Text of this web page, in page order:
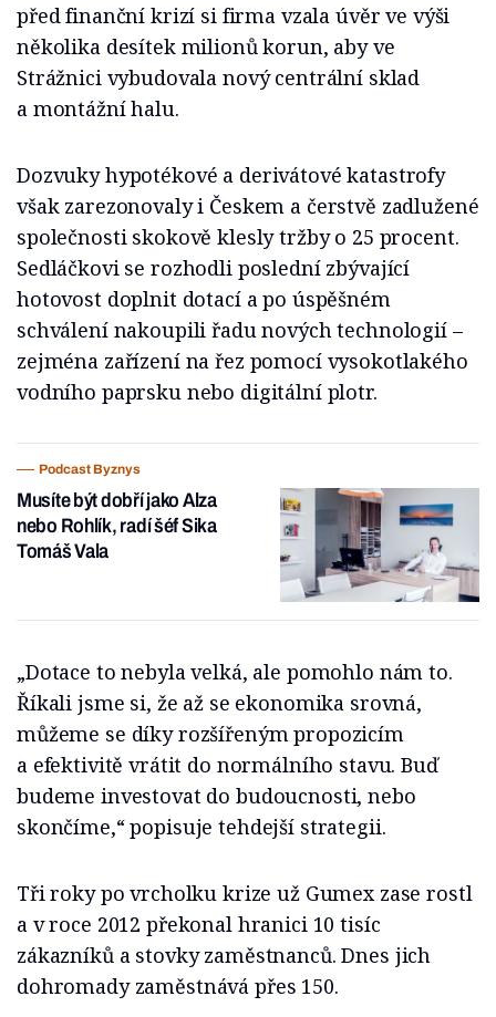
před finanční krizí si firma vzala úvěr ve výši
několika desítek milionů korun, aby ve
Strážnici vybudovala nový centrální sklad
a montážní halu.
Dozvuky hypotékové a derivátové katastrofy
však zarezonovaly i Českem a čerstvě zadlužené
společnosti skokově klesly tržby o 25 procent.
Sedláčkovi se rozhodli poslední zbývající
hotovost doplnit dotací a po úspěšném
schválení nakoupili řadu nových technologií –
zejména zařízení na řez pomocí vysokotlakého
vodního paprsku nebo digitální plotr.
Podcast Byznys
Musíte být dobří jako Alza
nebo Rohlík, radí šéf Sika
Tomáš Vala
„Dotace to nebyla velká, ale pomohlo nám to.
Říkali jsme si, že až se ekonomika srovná,
můžeme se díky rozšířeným propozicím
a efektivitě vrátit do normálního stavu. Buď
budeme investovat do budoucnosti, nebo
skončíme,“ popisuje tehdejší strategii.
Tři roky po vrcholku krize už Gumex zase rostl
a v roce 2012 překonal hranici 10 tisíc
zákazníků a stovky zaměstnanců. Dnes jich
dohromady zaměstnává přes 150.